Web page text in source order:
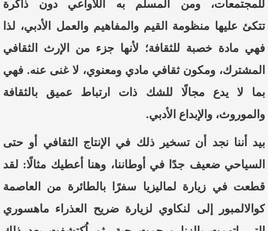
للمجتمعات، ومن المسلم به للاواعي دون ذاكرة
تتكئ عليها منظومة القيم والمفاهيم والعمل الأدبي، لذا
فهي مادة خصبة للثقافة؛ لأنها جزء من الإرث
الثقافي
المشترك، ومكون ثقافي مادي ومعنوي، لا غنى عنه. فهي
بما
لا يدع مجالًا للشك ذات ارتباط عميق
بالثقافة
والموروث، والإبداع الأدبي.
بيد أننا نجد ن تسخير ذلك في الإنتاج الثقافي و حتى
السياحي ضعيف جدًا في أوطاننا، وهنا أعطيك مثالًا: لقد
قطعت في زيارة لماليزيا سفرًابالطائرة من
العاصمة
كوالالمبور لى لنكاوي لزيارةضريح العذراء ماهسوري